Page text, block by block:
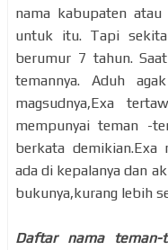
nama kabupaten atau
untuk itu. Tapi
berumur 7 tahun.
temannya. Aduh
magsudnya,Exa
mempunyai teman -
berkata demikian.Exa
ada di kepalanya dan
bukunya,kurang lebih
Daftar nama